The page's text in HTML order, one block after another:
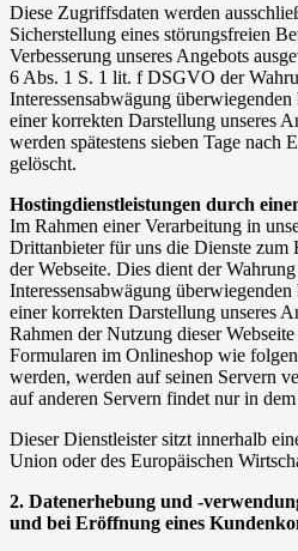
Diese Zugriffsdaten werden
Sicherstellung eines störungsfreien
Verbesserung unseres Angebots
6 Abs. 1 S. 1 lit. f DSGVO der
Interessensabwägung überwiegenden
einer korrekten Darstellung unseres
werden spätestens sieben Tage nach
gelöscht.
Hostingdienstleistungen durch
Im Rahmen einer Verarbeitung in
Drittanbieter für uns die Dienste zum
der Webseite. Dies dient der
Interessensabwägung überwiegenden
einer korrekten Darstellung unseres
Rahmen der Nutzung dieser
Formularen im Onlineshop wie
werden, werden auf seinen Servern
auf anderen Servern findet nur in
Dieser Dienstleister sitzt innerhalb
Union oder des Europäischen
2. Datenerhebung und -
und bei Eröffnung eines